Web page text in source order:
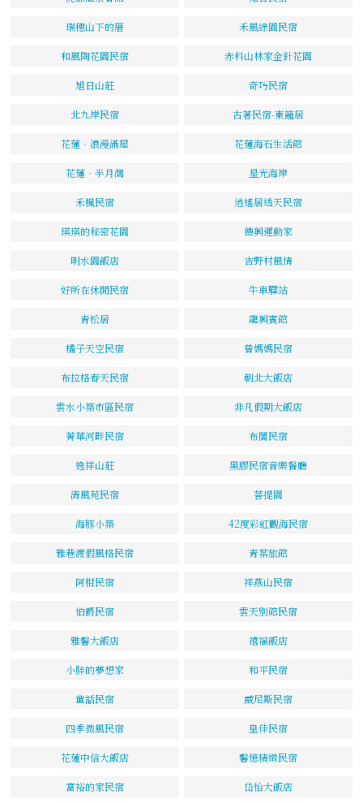
瑞穗山下的厝 禾風綠園民宿
和風陶花園民宿 赤科山林家金針花園
旭日山莊 奇巧民宿
北九岸民宿 古著民宿-東籬居
花蓮‧浪漫滿屋 花蓮海石生活館
花蓮‧半月灣 星光海岸
禾楓民宿 逍遙居透天民宿
瑛瑛的秘密花園 德興運動家
明水園飯店 吉野村風情
好所在休閒民宿 牛車驛站
青松居 龍興賓館
橘子天空民宿 曾媽媽民宿
布拉格春天民宿 朝北大飯店
雲水小築市區民宿 非凡假期大飯店
菁華河畔民宿 布閣民宿
逸祥山莊 黑膠民宿音樂餐廳
清風苑民宿 菩提園
海豚小築 42度彩虹觀海民宿
雅巷渡假風格民宿 青葉旅館
阿柑民宿 祥燕山民宿
伯爵民宿 雲天別館民宿
雅馨大飯店 禧福飯店
小胖的夢想家 和平民宿
童話民宿 威尼斯民宿
四季微風民宿 皇佳民宿
花蓮中信大飯店 馨憶精緻民宿
富裕的家民宿 岱怡大飯店